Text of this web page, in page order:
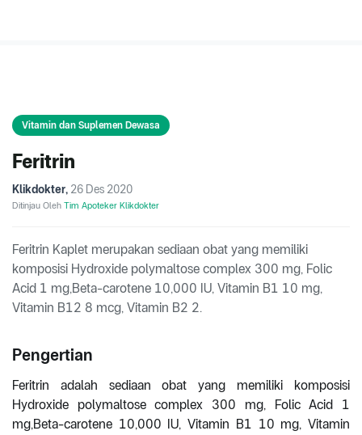
Vitamin dan Suplemen Dewasa
Feritrin
Klikdokter, 26 Des 2020
Ditinjau Oleh Tim Apoteker Klikdokter
Feritrin Kaplet merupakan sediaan obat yang memiliki
komposisi Hydroxide polymaltose complex 300 mg, Folic
Acid 1 mg,Beta-carotene 10,000 IU, Vitamin B1 10 mg,
Vitamin B12 8 mcg, Vitamin B2 2.
Pengertian
Feritrin adalah sediaan obat yang memiliki komposisi
Hydroxide polymaltose complex 300 mg, Folic Acid 1
mg,Beta-carotene 10,000 IU, Vitamin B1 10 mg, Vitamin